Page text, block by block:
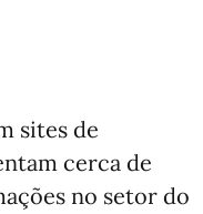
sites de
cerca de
no setor do